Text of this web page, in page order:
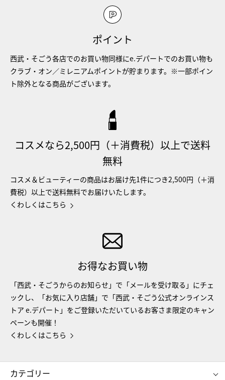
ポイント
西武・そごう各店でのお買い物同様にe.デパートでのお買い物も
クラブ・オン／ミレニアムポイントが貯まります。※一部ポイン
ト除外となる商品がございます。
コスメなら2,500円（＋消費税）以上で送料
無料
コスメ＆ビューティーの商品はお届け先1件につき2,500円（＋消
費税）以上で送料無料でお届けいたします。
くわしくはこちら
お得なお買い物
「西武・そごうからのお知らせ」で「メールを受け取る」にチェ
ックし、「お気に入り店舗」で「西武・そごう公式オンラインス
トア e.デパート」をご登録いただいているお客さま限定のキャン
ペーンも開催！
くわしくはこちら
カテゴリー